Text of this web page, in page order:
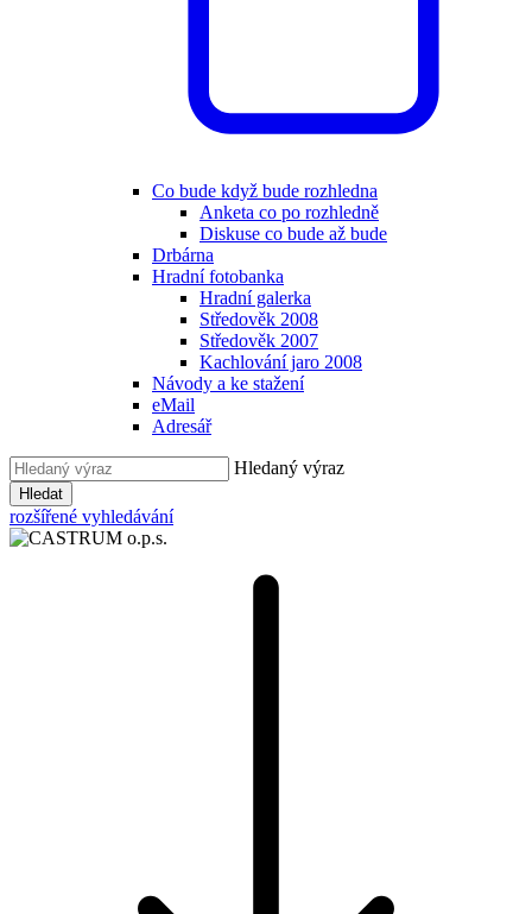
Co bude když bude rozhledna
Anketa co po rozhledně
Diskuse co bude až bude
Drbárna
Hradní fotobanka
Hradní galerka
Středověk 2008
Středověk 2007
Kachlování jaro 2008
Návody a ke stažení
eMail
Adresář
Hledaný výraz
Hledat
rozšířené vyhledávání